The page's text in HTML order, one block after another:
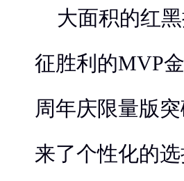
大面积的红
征胜利的MVP
周年庆限量版
来了个性化的